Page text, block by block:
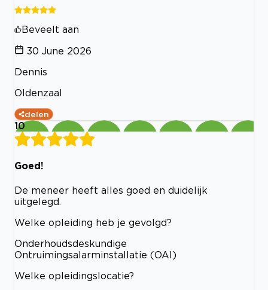
Beveelt aan
30 June 2026
Dennis
Oldenzaal
delen
10
Goed!
De meneer heeft alles goed en duidelijk
uitgelegd.
Welke opleiding heb je gevolgd?
Onderhoudsdeskundige
Ontruimingsalarminstallatie (OAI)
Welke opleidingslocatie?